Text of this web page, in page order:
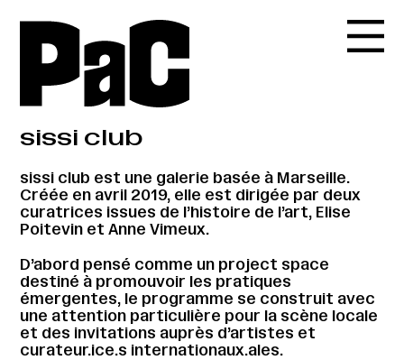
sissi club
sissi club est une galerie basée à Marseille.
Créée en avril 2019, elle est dirigée par deux
curatrices issues de l’histoire de l’art, Elise
Poitevin et Anne Vimeux.
D’abord pensé comme un project space
destiné à promouvoir les pratiques
émergentes, le programme se construit avec
une attention particulière pour la scène locale
et des invitations auprès d’artistes et
curateur.ice.s internationaux.ales.